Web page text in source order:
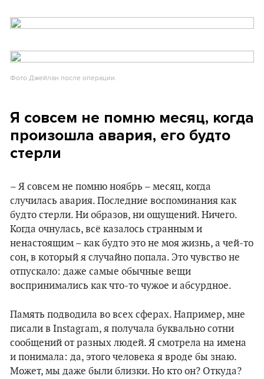
Фото Джейлан после операции.
Я совсем не помню месяц, когда
произошла авария, его будто
стерли
– Я совсем не помню ноябрь – месяц, когда
случилась авария. Последние воспоминания как
будто стерли. Ни образов, ни ощущений. Ничего.
Когда очнулась, всё казалось странным и
ненастоящим – как будто это не моя жизнь, а чей-то
сон, в который я случайно попала. Это чувство не
отпускало: даже самые обычные вещи
воспринимались как что-то чужое и абсурдное.
Память подводила во всех сферах. Например, мне
писали в Instagram, я получала буквально сотни
сообщений от разных людей. Я смотрела на имена
и понимала: да, этого человека я вроде бы знаю.
Может, мы даже были близки. Но кто он? Откуда?